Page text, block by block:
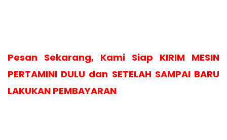
Pesan Sekarang, Kami Siap KIRIM MESIN
PERTAMINI DULU dan SETELAH SAMPAI BARU
LAKUKAN PEMBAYARAN